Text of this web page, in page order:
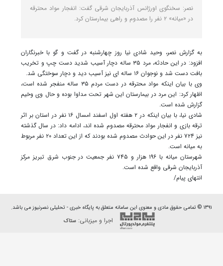
نصر: سخنگوی اورژانس آذربایجان‌ شرقی گفت: انفجار مواد محترقه
در «میانه» ۲ نفر را مصدوم و راهی بیمارستان کرد.
به گزارش نصر، وحید شادی نیا روز چهارشنبه در گفت و گو با خبرنگاران
افزود: در این حادثه، مرد ۳۵ ساله دچار آسیب شدید دست چپ و تخریب
بافت دست شد و نوجوان ۱۶ ساله ای نیز آسیب دید و دچار سوختگی شد.
وی با بیان اینکه مواد محترقه در دست مردم ۳۵ ساله منفجر شده است،
اظهار کرد: این مرد در بیمارستان این شهر تحت مداوا بوده و حال وی وخیم
گزارش شده است.
شادی نیا، با بیان اینکه در ۲ هفته اول اسفند امسال ۱۶ نفر در استان بر اثر
ترقه بازی و انفجار مواد محترقه مصدوم شده اند، ادامه داد: در سال گذشته
نیز ۷۲۴ نفر در این حوادث مصدوم شده بودند که از این تعداد ۲۰ نفر مربوط
به میانه است.
شهرستان میانه با ۱۹۶ هزار و ۷۴۵ نفر جمعیت در جنوب شرق تبریز مرکز
آذربایجان شرقی واقع شده است.
انتهای پیام/
۱۳۹۱ © تمامی حقوق مادی و معنوی این سامانه متعلق به پایگاه خبری - تحلیلی نصرنیوز می باشد.
اجرا و میزبانی:ستاک